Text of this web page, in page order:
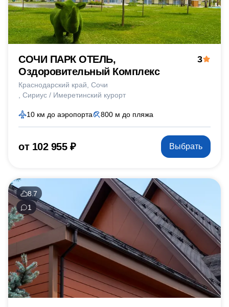
СОЧИ ПАРК ОТЕЛЬ,
Оздоровительный Комплекс
Краснодарский край Сочи
Сириус / Имеретинский курорт
3
10 км до аэропорта 800 м до пляжа
от 102 955 ₽ Выбрать
8.7
1